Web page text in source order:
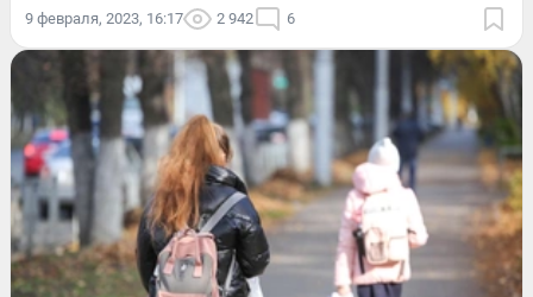
9 февраля, 2023, 16:17 2 942 6